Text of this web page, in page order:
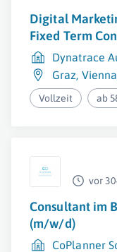
Digital
Fixed Term
Dynatrace
Graz, Vienna
Vollzeit ab
vor
Consultant im
(m/w/d)
CoPlanner